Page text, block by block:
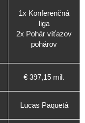
1x Konferenčná
liga
2x Pohár víťazov
pohárov
€ 397,15 mil.
Lucas Paquetá